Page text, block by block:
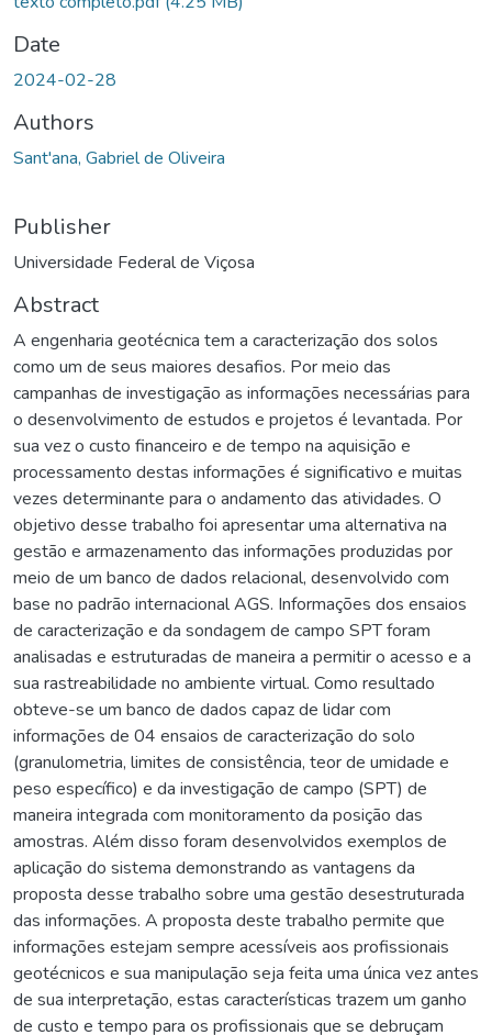
Date
2024-02-28
Authors
Sant'ana, Gabriel de Oliveira
Publisher
Universidade Federal de Viçosa
Abstract
A engenharia geotécnica tem a caracterização dos solos
como um de seus maiores desafios. Por meio das
campanhas de investigação as informações necessárias para
o desenvolvimento de estudos e projetos é levantada. Por
sua vez o custo financeiro e de tempo na aquisição e
processamento destas informações é significativo e muitas
vezes determinante para o andamento das atividades. O
objetivo desse trabalho foi apresentar uma alternativa na
gestão e armazenamento das informações produzidas por
meio de um banco de dados relacional, desenvolvido com
base no padrão internacional AGS. Informações dos ensaios
de caracterização e da sondagem de campo SPT foram
analisadas e estruturadas de maneira a permitir o acesso e a
sua rastreabilidade no ambiente virtual. Como resultado
obteve-se um banco de dados capaz de lidar com
informações de 04 ensaios de caracterização do solo
(granulometria, limites de consistência, teor de umidade e
peso específico) e da investigação de campo (SPT) de
maneira integrada com monitoramento da posição das
amostras. Além disso foram desenvolvidos exemplos de
aplicação do sistema demonstrando as vantagens da
proposta desse trabalho sobre uma gestão desestruturada
das informações. A proposta deste trabalho permite que
informações estejam sempre acessíveis aos profissionais
geotécnicos e sua manipulação seja feita uma única vez antes
de sua interpretação, estas características trazem um ganho
de custo e tempo para os profissionais que se debruçam